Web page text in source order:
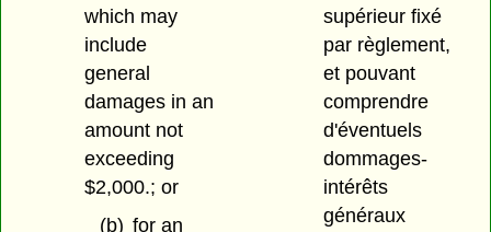
which may
include
general
damages in an
amount not
exceeding
$2,000.; or
(b) for an
supérieur fixé
par règlement,
et pouvant
comprendre
d'éventuels
dommages-
intérêts
généraux